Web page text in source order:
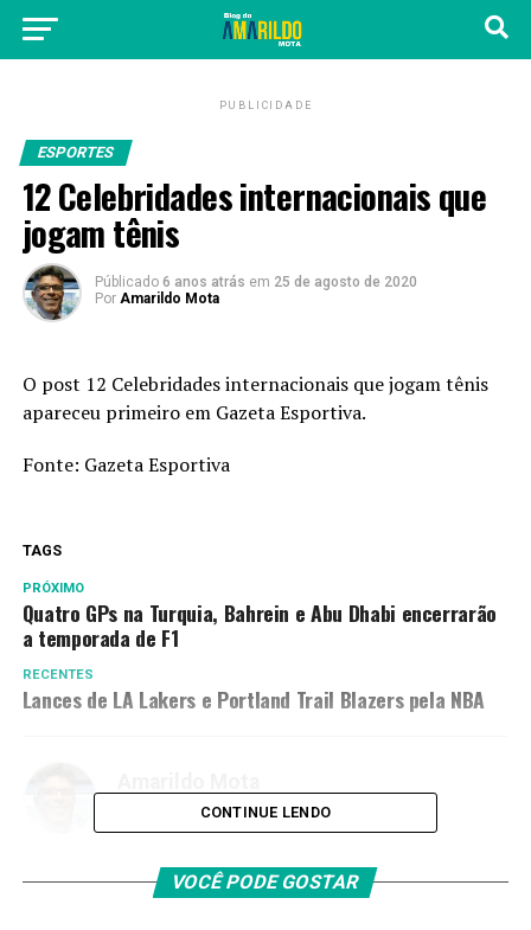
PUBLICIDADE
ESPORTES
12 Celebridades internacionais que
jogam tênis
Públicado 6 anos atrás em 25 de agosto de 2020
Por Amarildo Mota
O post 12 Celebridades internacionais que jogam tênis
apareceu primeiro em Gazeta Esportiva.
Fonte: Gazeta Esportiva
TAGS
PRÓXIMO
Quatro GPs na Turquia, Bahrein e Abu Dhabi encerrarão
a temporada de F1
RECENTES
Lances de LA Lakers e Portland Trail Blazers pela NBA
CONTINUE LENDO
VOCÊ PODE GOSTAR